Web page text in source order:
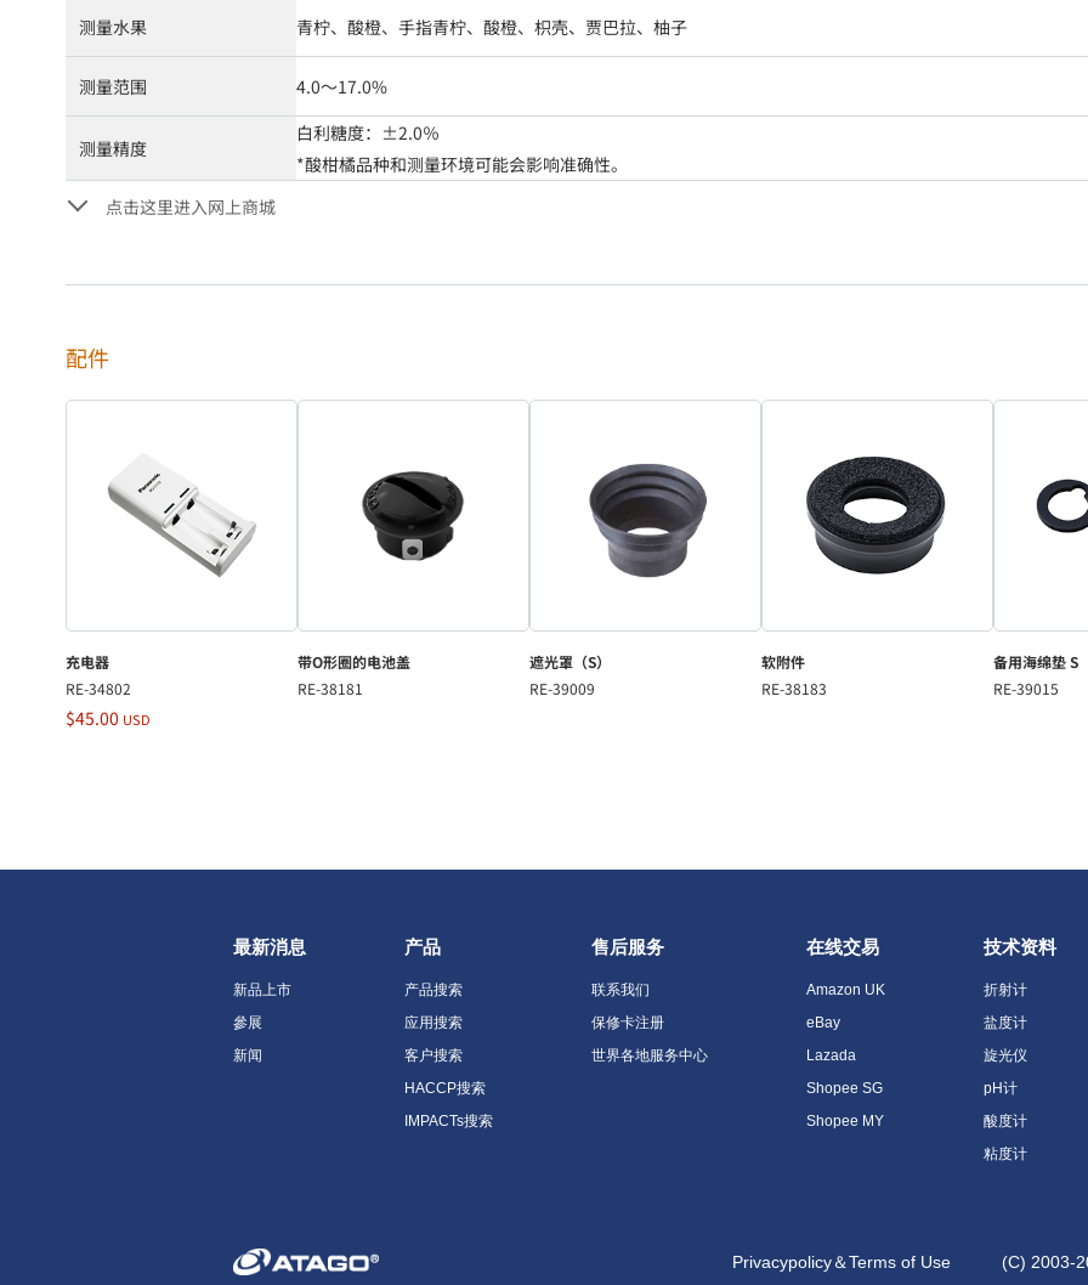
测量水果 青柠、酸橙、手指青柠、酸橙、枳壳、贾巴拉、柚子
测量范围 4.0～17.0%
测量精度
白利糖度：±2.0％
*酸柑橘品种和测量环境可能会影响准确性。
点击这里进入网上商城
配件
充电器
RE-34802
$45.00 USD
带O形圈的电池盖
RE-38181
遮光罩（S）
RE-39009
软附件
RE-38183
备用海绵垫 S
RE-39015
最新消息
新品上市
參展
新闻
产品
产品搜索
应用搜索
客户搜索
HACCP搜索
IMPACTs搜索
售后服务
联系我们
保修卡注册
世界各地服务中心
在线交易
Amazon UK
eBay
Lazada
Shopee SG
Shopee MY
技术资料
折射计
盐度计
旋光仪
pH计
酸度计
粘度计
Privacypolicy＆Terms of Use (C) 2003-